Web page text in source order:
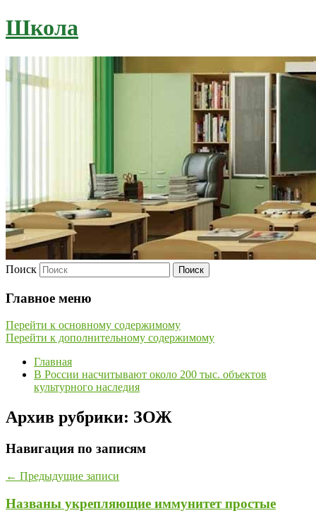
Школа
Поиск
Главное меню
Перейти к основному содержимому
Перейти к дополнительному содержимому
Главная
В России насчитывают около 200 тыс. объектов
культурного наследия
Архив рубрики: ЗОЖ
Навигация по записям
← Предыдущие записи
Названы укрепляющие иммунитет простые